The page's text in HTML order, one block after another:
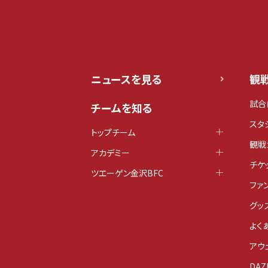
ニュースを見る
チームを知る
トップチーム
アカデミー
ツエーゲン金沢BFC
観
試合
スタ
観戦
チケ
ファ
グッ
よく
アウ